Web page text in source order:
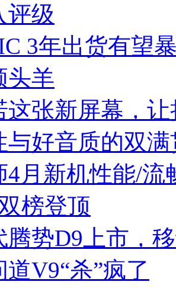
评级
3年出货有望
头羊
这张新屏幕，
与好音质的双
4月新机性能/流
榜登顶
腾势D9上市，
V9“杀”疯了